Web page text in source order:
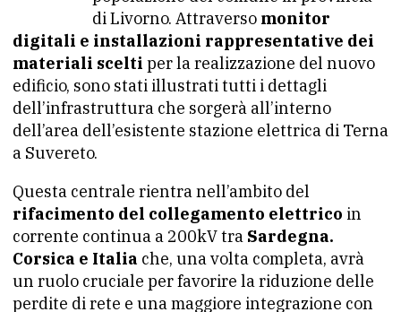
di Livorno. Attraverso monitor
digitali e installazioni rappresentative dei
materiali scelti per la realizzazione del nuovo
edificio, sono stati illustrati tutti i dettagli
dell’infrastruttura che sorgerà all’interno
dell’area dell’esistente stazione elettrica di Terna
a Suvereto.
Questa centrale rientra nell’ambito del
rifacimento del collegamento elettrico in
corrente continua a 200kV tra Sardegna.
Corsica e Italia che, una volta completa, avrà
un ruolo cruciale per favorire la riduzione delle
perdite di rete e una maggiore integrazione con